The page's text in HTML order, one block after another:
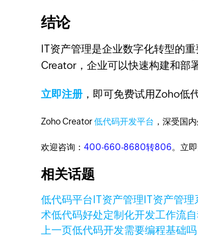
结论
IT资产管理是企业数字化转型的
Creator，企业可以快速构建和部
立即注册 ，即可免费试用Zoho低
Zoho Creator低代码开发平台 ，深受国
欢迎咨询：400-660-8680转806。立
相关话题
低代码平台 IT资产管理 IT资产管理
术低代码好处定制化开发工作流
上一页低代码开发需要编程基础